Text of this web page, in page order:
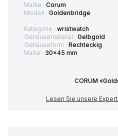
Marke : Corum
Modell : Goldenbridge
Kategorie : wristwatch
Gehäusematerial : Gelbgold
Gehäuseform : Rechteckig
Maße : 30x45 mm
CORUM
Lesen Sie unsere